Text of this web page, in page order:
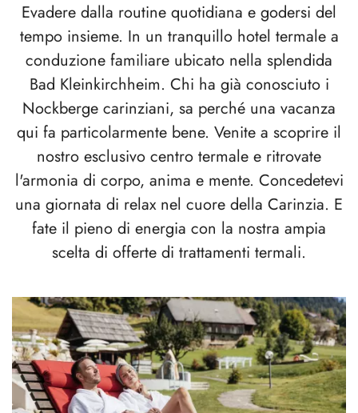
Evadere dalla routine quotidiana e godersi del
tempo insieme. In un tranquillo hotel termale a
conduzione familiare ubicato nella splendida
Bad Kleinkirchheim. Chi ha già conosciuto i
Nockberge carinziani, sa perché una vacanza
qui fa particolarmente bene. Venite a scoprire il
nostro esclusivo centro termale e ritrovate
l'armonia di corpo, anima e mente. Concedetevi
una giornata di relax nel cuore della Carinzia. E
fate il pieno di energia con la nostra ampia
scelta di offerte di trattamenti termali.